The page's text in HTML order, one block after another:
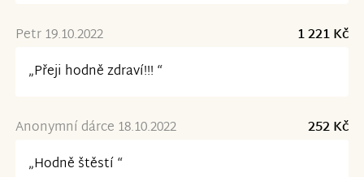
Petr 19.10.2022
1 221 Kč
„Přeji hodně zdraví!!! “
Anonymní dárce 18.10.2022
252 Kč
„Hodně štěstí “